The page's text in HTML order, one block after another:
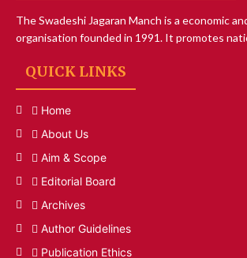
The Swadeshi Jagaran Manch is a economic
organisation founded in 1991. It promotes
QUICK LINKS
Home
About Us
Aim & Scope
Editorial Board
Archives
Author Guidelines
Publication Ethics